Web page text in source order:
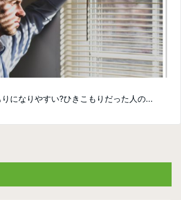
になりやすい?ひきこもりだった人の...